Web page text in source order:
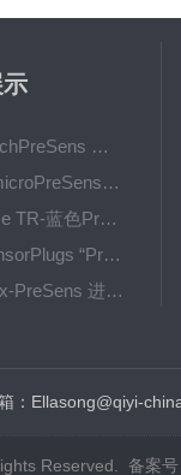
Oxy-TouchPreSens 氧分析仪 多孔培养容器监测
OXY-4 microPreSens进行监测 不同温度条件下的耗氧量
OXYBase TR-蓝色PreSens 无线微量氧气测量系统
新型“SensorPlugs “PreSens 专为微流体应用而设计的残氧仪
OXY Flux-PreSens 进行原位氧气测量
：Ellasong@qiyi-
Reserved. 备案号